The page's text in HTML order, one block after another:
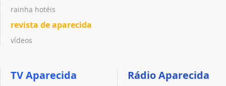
rainha hotéis
revista de aparecida
vídeos
TV Aparecida Rádio Aparecida